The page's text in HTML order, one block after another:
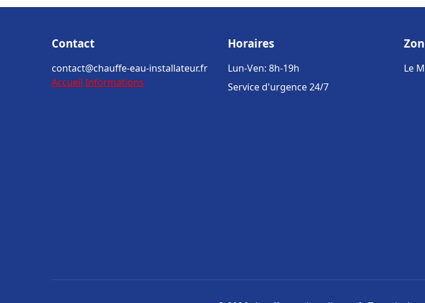
Contact
contact@chauffe-eau-installateur.fr
Accueil Informations
Horaires
Lun-Ven: 8h-19h
Service d'urgence 24/7
Le